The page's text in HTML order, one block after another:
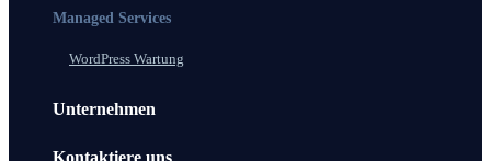
Managed Services
WordPress Wartung
Unternehmen
Kontaktiere uns